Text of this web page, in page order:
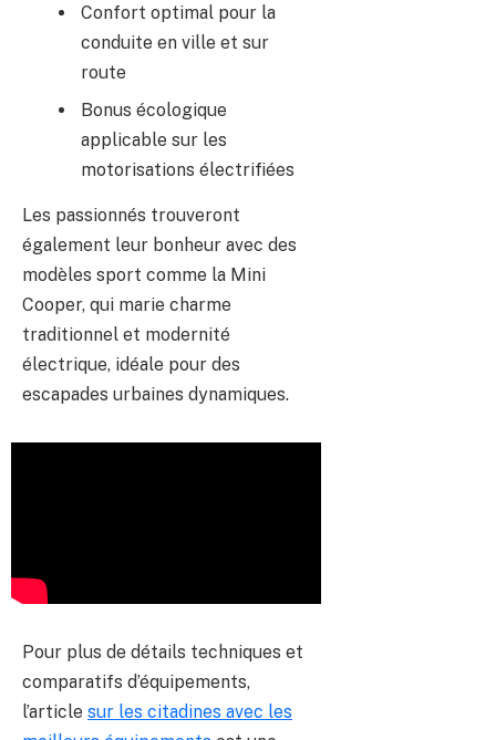
Confort optimal pour la
conduite en ville et sur
route
Bonus écologique
applicable sur les
motorisations électrifiées
Les passionnés trouveront
également leur bonheur avec des
modèles sport comme la Mini
Cooper, qui marie charme
traditionnel et modernité
électrique, idéale pour des
escapades urbaines dynamiques.
Pour plus de détails techniques et
comparatifs d’équipements,
l’article sur les citadines avec les